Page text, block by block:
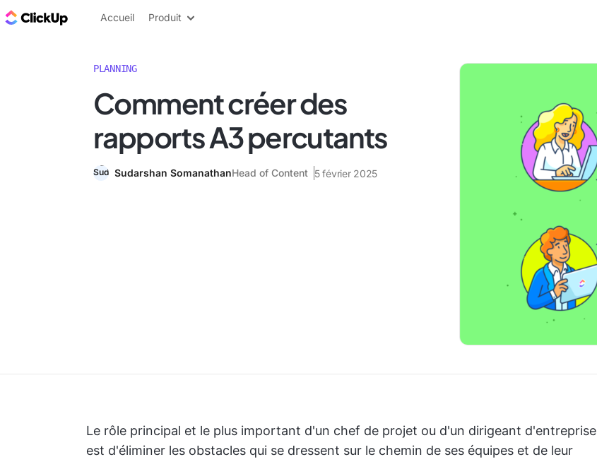
ClickUp Blog
Accueil Produit
PLANNING
Comment créer des
rapports A3 percutants
Sudarshan SomanathanHead of Content 5 février 2025
Le rôle principal et le plus important d'un chef de projet ou d'un dirigeant d'entreprise
est d'éliminer les obstacles qui se dressent sur le chemin de ses équipes et de leur